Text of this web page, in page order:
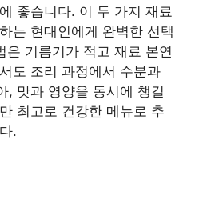
좋습니다. 이 두 가지 재료
는 현대인에게 완벽한 선택
은 기름기가 적고 재료 본연
도 조리 과정에서 수분과
, 맛과 영양을 동시에 챙길
최고로 건강한 메뉴로 추
.